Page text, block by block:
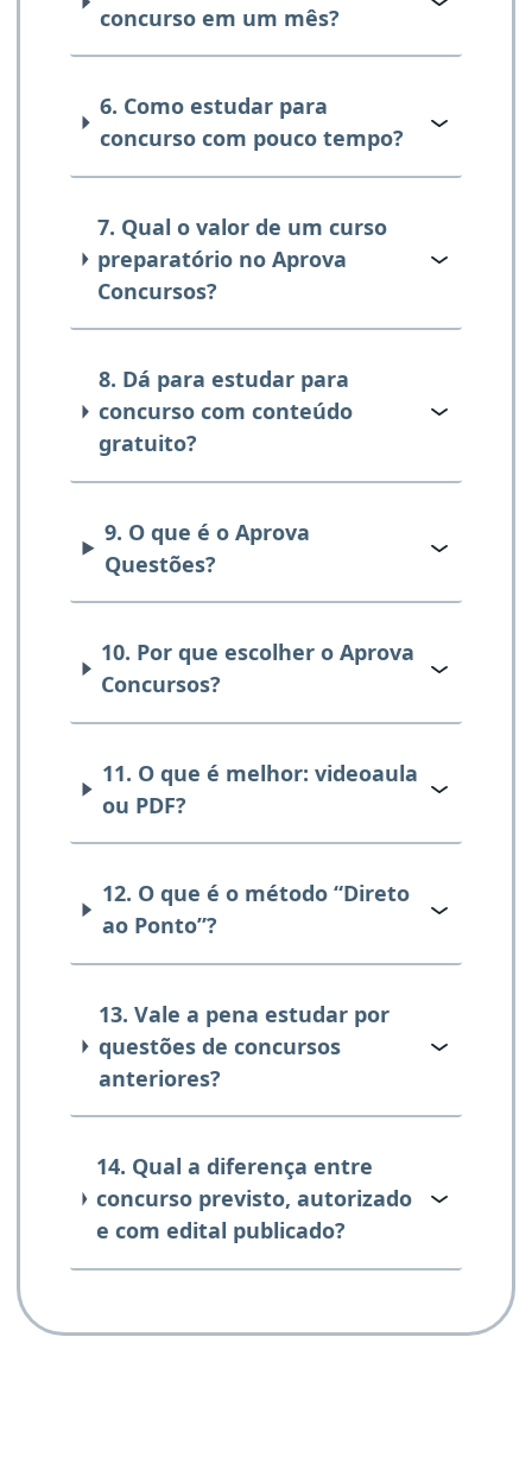
concurso em um mês?
6. Como estudar para
concurso com pouco tempo?
7. Qual o valor de um curso
preparatório no Aprova
Concursos?
8. Dá para estudar para
concurso com conteúdo
gratuito?
9. O que é o Aprova
Questões?
10. Por que escolher o Aprova
Concursos?
11. O que é melhor: videoaula
ou PDF?
12. O que é o método “Direto
ao Ponto”?
13. Vale a pena estudar por
questões de concursos
anteriores?
14. Qual a diferença entre
concurso previsto, autorizado
e com edital publicado?